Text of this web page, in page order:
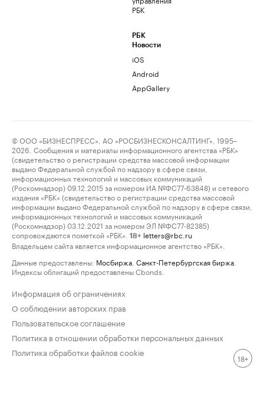
РБК
РБК
Новости
iOS
Android
AppGallery
© ООО «БИЗНЕСПРЕСС», АО «РОСБИЗНЕСКОНСАЛТИНГ», 1995–
2026. Сообщения и материалы информационного агентства «РБК»
(свидетельство о регистрации средства массовой информации
выдано Федеральной службой по надзору в сфере связи,
информационных технологий и массовых коммуникаций
(Роскомнадзор) 09.12.2015 за номером ИА №ФС77-63848) и сетевого
издания «РБК» (свидетельство о регистрации средства массовой
информации выдано Федеральной службой по надзору в сфере связи,
информационных технологий и массовых коммуникаций
(Роскомнадзор) 03.12.2021 за номером ЭЛ №ФС77-82385)
сопровождаются пометкой «РБК».
18+ letters@rbc.ru
Владельцем сайта является информационное агентство «РБК».
Данные предоставлены: Мосбиржа Санкт-Петербургская биржа
Индексы облигаций предоставлены Cbonds.
Информация об ограничениях
О соблюдении авторских прав
Пользовательское соглашение
Политика в отношении обработки персональных данных
Политика обработки файлов cookie
18+